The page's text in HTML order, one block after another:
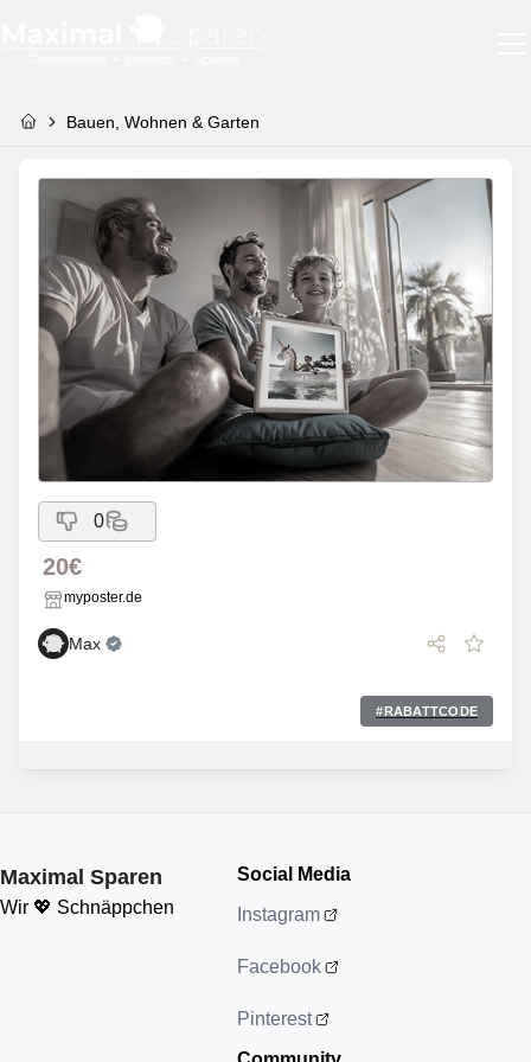
Bauen, Wohnen & Garten
0
20€
myposter.de
Max
#RABATTCODE
Maximal Sparen
Wir 💖 Schnäppchen
Social Media
Instagram
Facebook
Pinterest